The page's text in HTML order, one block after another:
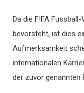
Da die FIFA
bevorsteht, ist dies
Aufmerksamkeit
internationalen
der zuvor genannten